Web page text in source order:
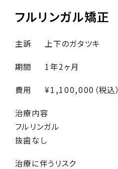
フルリンガル矯正
主訴 上下のガタツキ
期間 1年2ヶ月
費用 ¥1,100,000（税込）
治療内容
フルリンガル
抜歯なし
治療に伴うリスク